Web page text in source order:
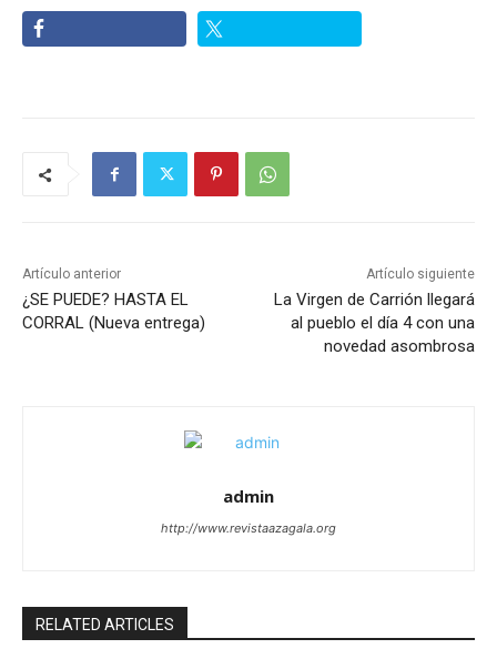
Artículo anterior
¿SE PUEDE? HASTA EL
CORRAL (Nueva entrega)
Artículo siguiente
La Virgen de Carrión llegará
al pueblo el día 4 con una
novedad asombrosa
admin
http://www.revistaazagala.org
RELATED ARTICLES